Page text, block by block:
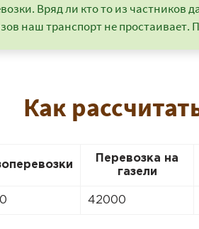
Вряд ли кто то из частников
наш транспорт не простаивает.
Как
Перевозка на
газели
42000